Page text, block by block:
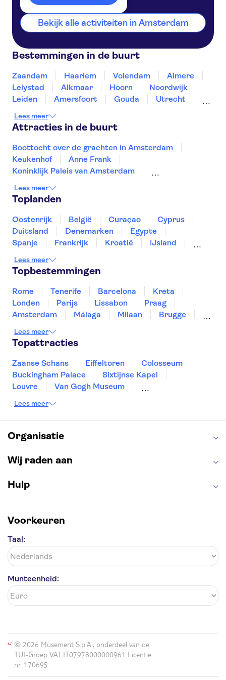
Bekijk alle activiteiten in Amsterdam
Bestemmingen in de buurt
Zaandam Haarlem Volendam
Almere
Lelystad
Alkmaar Hoorn
Noordwijk
Leiden
Amersfoort Gouda
Utrecht
Lees meer
Attracties in de buurt
Boottocht over de grachten in Amsterdam
Keukenhof
Anne Frank
Koninklijk Paleis van Amsterdam
Zaanse Schans
Our House
De Wallen
Kubuswoningen Museumplein
Lees meer
Toplanden
Oostenrijk België Curaçao
Cyprus
Duitsland
Denemarken
Egypte
Spanje
Frankrijk Kroatië
IJsland
Noorwegen
Portugal
Thailand
Tunesië
Lees meer
Topbestemmingen
Rome Tenerife Barcelona
Kreta
Londen
Parijs Lissabon
Praag
Amsterdam
Málaga Milaan
Brugge
Den Haag
Utrecht
Haarlem
Leiden
Lees meer
Topattracties
Zaanse Schans Eiffeltoren
Colosseum
Buckingham Palace
Sixtijnse Kapel
Louvre
Van Gogh Museum
Tower of London
Moulin Rouge
Keukenhof
ARTIS
Edinburgh Castle
Alhambra
Lees meer
Organisatie
Wij raden aan
Hulp
Voorkeuren
Taal:
Munteenheid:
© 2026 Musement S.p.A., onderdeel van de
TUI-Groep VAT IT07978000000961 Licentie
nr. 170695